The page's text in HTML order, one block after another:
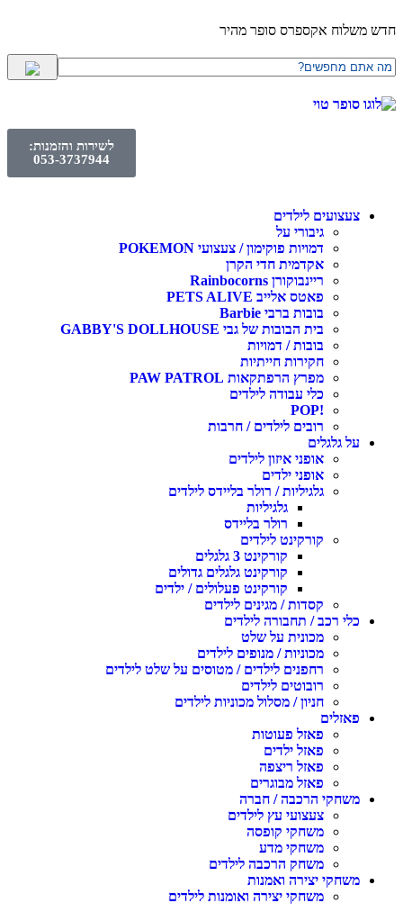
חדש משלוח אקספרס סופר מהיר
לשירות והזמנות:
053-3737944
צעצועים לילדים
גיבורי על
דמויות פוקימון / צעצועי POKEMON
אקדמית חדי הקרן
ריינבוקורן Rainbocorns
פאטס אלייב PETS ALIVE
בובות ברבי Barbie
בית הבובות של גבי GABBY'S DOLLHOUSE
בובות / דמויות
חקירות חייתיות
מפרץ הרפתקאות PAW PATROL
כלי עבודה לילדים
!POP
רובים לילדים / חרבות
על גלגלים
אופני איזון לילדים
אופני ילדים
גלגיליות / רולר בליידס לילדים
גלגיליות
רולר בליידס
קורקינט לילדים
קורקינט 3 גלגלים
קורקינט גלגלים גדולים
קורקינט פעלולים / ילדים
קסדות / מגינים לילדים
כלי רכב / תחבורה לילדים
מכונית על שלט
מכוניות / מנופים לילדים
רחפנים לילדים / מטוסים על שלט לילדים
רובוטים לילדים
חניון / מסלול מכוניות לילדים
פאזלים
פאזל פעוטות
פאזל ילדים
פאזל ריצפה
פאזל מבוגרים
משחקי הרכבה / חברה
צעצועי עץ לילדים
משחקי קופסה
משחקי מדע
משחק הרכבה לילדים
משחקי יצירה ואמנות
משחקי יצירה ואומנות לילדים